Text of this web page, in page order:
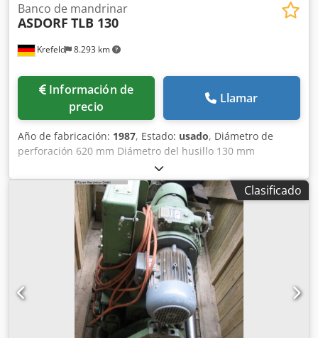
Krefeld 8.293 km
Banco de mandrinar
ASDORF TLB 130
Información de
precio
Llamar
Año de fabricación: 1987, Estado: usado, Diámetro de
perforación 620 mm Diámetro del husillo 130 mm
Profundidad de taladrado 320 mm Avance continuo 0 - 12
mm/min Velocidad 10 - 70 rpm Alimentación 380 V / 50 Hz
Chodst I D Swjpfx Ag Tja Potencia total necesaria 4 kW Peso
de la máquina aprox. 1,6 toneladas Espacio necesario
aprox. 2,0 x 1,2 x 1,3 m Mandrinadora transportable,
completamente lista para la conexión, Accionamiento del
husillo de perforación mediante reductor planetario
LENZE, Accionamiento de avance con motor de corriente
continua LENZE, potencia 160 vatios, giro en sentido
horario y antihorario, con portaherramientas para Ø 420 y
620 mm, portaherramientas para herramienta de refrentar
LENZ LPAS 3, diversos aceros de torneado,
Clasificado